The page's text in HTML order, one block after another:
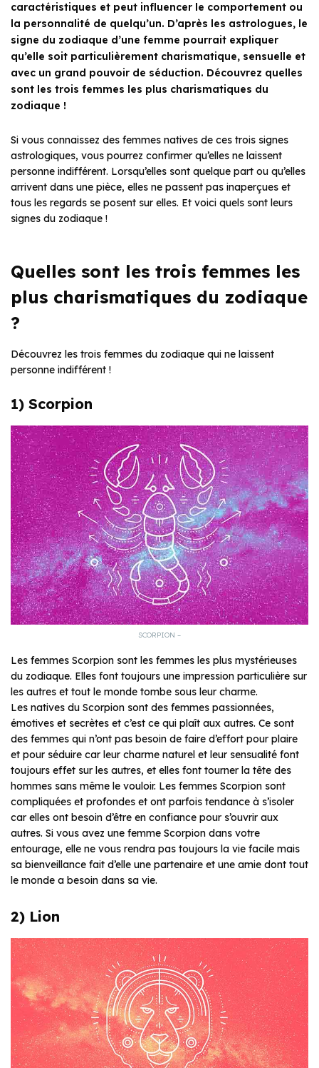
caractéristiques et peut influencer le comportement ou
la personnalité de quelqu’un. D’après les astrologues, le
signe du zodiaque d’une femme pourrait expliquer
qu’elle soit particulièrement charismatique, sensuelle et
avec un grand pouvoir de séduction. Découvrez quelles
sont les trois femmes les plus charismatiques du
zodiaque !
Si vous connaissez des femmes natives de ces trois signes
astrologiques, vous pourrez confirmer qu’elles ne laissent
personne indifférent. Lorsqu’elles sont quelque part ou qu’elles
arrivent dans une pièce, elles ne passent pas inaperçues et
tous les regards se posent sur elles. Et voici quels sont leurs
signes du zodiaque !
Quelles sont les trois femmes les
plus charismatiques du zodiaque
?
Découvrez les trois femmes du zodiaque qui ne laissent
personne indifférent !
1) Scorpion
SCORPION –
Les femmes Scorpion sont les femmes les plus mystérieuses
du zodiaque. Elles font toujours une impression particulière sur
les autres et tout le monde tombe sous leur charme.
Les natives du Scorpion sont des femmes passionnées,
émotives et secrètes et c’est ce qui plaît aux autres. Ce sont
des femmes qui n’ont pas besoin de faire d’effort pour plaire
et pour séduire car leur charme naturel et leur sensualité font
toujours effet sur les autres, et elles font tourner la tête des
hommes sans même le vouloir. Les femmes Scorpion sont
compliquées et profondes et ont parfois tendance à s’isoler
car elles ont besoin d’être en confiance pour s’ouvrir aux
autres. Si vous avez une femme Scorpion dans votre
entourage, elle ne vous rendra pas toujours la vie facile mais
sa bienveillance fait d’elle une partenaire et une amie dont tout
le monde a besoin dans sa vie.
2) Lion